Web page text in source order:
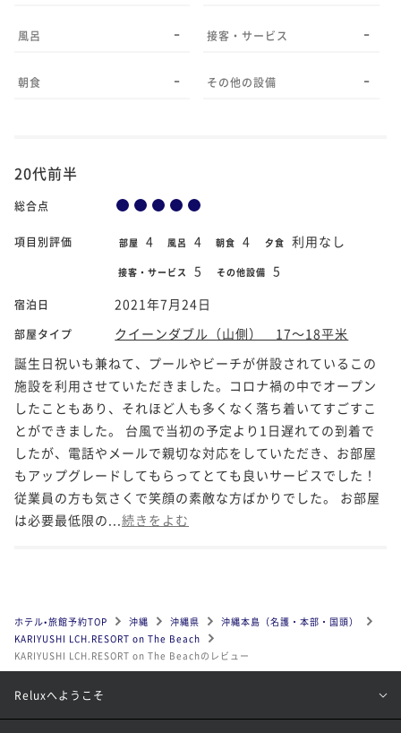
風呂 -
朝食 -
接客・サービス -
その他の設備 -
20代前半
総合点
項目別評価 部屋 4 風呂 4 朝食 4 夕食 利用なし
接客・サービス 5 その他設備 5
宿泊日 2021年7月24日
部屋タイプ
クイーンダブル（山側） 17～18平米
誕生日祝いも兼ねて、プールやビーチが併設されているこの
施設を利用させていただきました。コロナ禍の中でオープン
したこともあり、それほど人も多くなく落ち着いてすごすこ
とができました。 台風で当初の予定より1日遅れての到着で
したが、電話やメールで親切な対応をしていただき、お部屋
もアップグレードしてもらってとても良いサービスでした！
従業員の方も気さくで笑顔の素敵な方ばかりでした。 お部屋
は必要最低限の... 続きをよむ
ホテル•旅館予約TOP 沖縄 沖縄県
沖縄本島（名護・本部・国頭）
KARIYUSHI LCH.RESORT on The Beach
KARIYUSHI LCH.RESORT on The Beachのレビュー
Reluxへようこそ